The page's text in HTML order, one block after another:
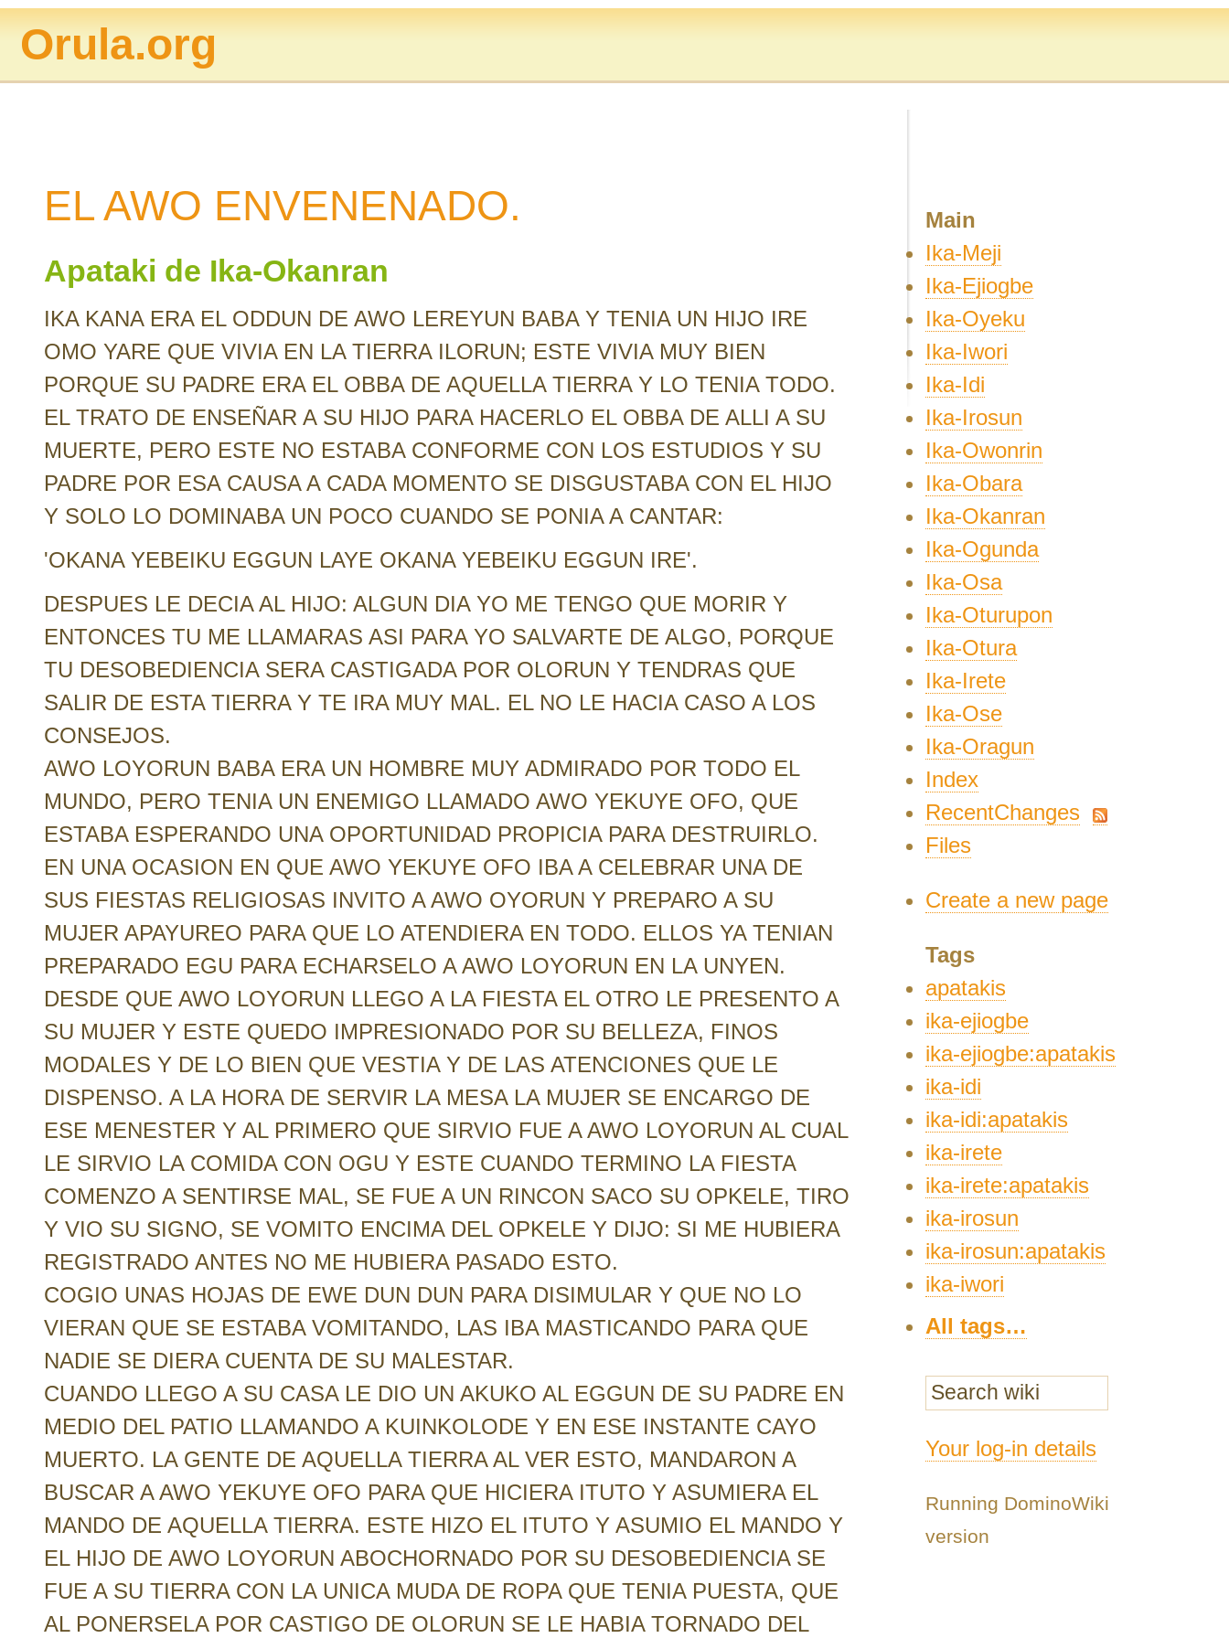
Orula.org
EL AWO ENVENENADO.
Apataki de Ika-Okanran
IKA KANA ERA EL ODDUN DE AWO LEREYUN BABA Y TENIA UN HIJO IRE
OMO YARE QUE VIVIA EN LA TIERRA ILORUN; ESTE VIVIA MUY BIEN
PORQUE SU PADRE ERA EL OBBA DE AQUELLA TIERRA Y LO TENIA TODO.
EL TRATO DE ENSEÑAR A SU HIJO PARA HACERLO EL OBBA DE ALLI A SU
MUERTE, PERO ESTE NO ESTABA CONFORME CON LOS ESTUDIOS Y SU
PADRE POR ESA CAUSA A CADA MOMENTO SE DISGUSTABA CON EL HIJO
Y SOLO LO DOMINABA UN POCO CUANDO SE PONIA A CANTAR:
'OKANA YEBEIKU EGGUN LAYE OKANA YEBEIKU EGGUN IRE'.
DESPUES LE DECIA AL HIJO: ALGUN DIA YO ME TENGO QUE MORIR Y
ENTONCES TU ME LLAMARAS ASI PARA YO SALVARTE DE ALGO, PORQUE
TU DESOBEDIENCIA SERA CASTIGADA POR OLORUN Y TENDRAS QUE
SALIR DE ESTA TIERRA Y TE IRA MUY MAL. EL NO LE HACIA CASO A LOS
CONSEJOS.
AWO LOYORUN BABA ERA UN HOMBRE MUY ADMIRADO POR TODO EL
MUNDO, PERO TENIA UN ENEMIGO LLAMADO AWO YEKUYE OFO, QUE
ESTABA ESPERANDO UNA OPORTUNIDAD PROPICIA PARA DESTRUIRLO.
EN UNA OCASION EN QUE AWO YEKUYE OFO IBA A CELEBRAR UNA DE
SUS FIESTAS RELIGIOSAS INVITO A AWO OYORUN Y PREPARO A SU
MUJER APAYUREO PARA QUE LO ATENDIERA EN TODO. ELLOS YA TENIAN
PREPARADO EGU PARA ECHARSELO A AWO LOYORUN EN LA UNYEN.
DESDE QUE AWO LOYORUN LLEGO A LA FIESTA EL OTRO LE PRESENTO A
SU MUJER Y ESTE QUEDO IMPRESIONADO POR SU BELLEZA, FINOS
MODALES Y DE LO BIEN QUE VESTIA Y DE LAS ATENCIONES QUE LE
DISPENSO. A LA HORA DE SERVIR LA MESA LA MUJER SE ENCARGO DE
ESE MENESTER Y AL PRIMERO QUE SIRVIO FUE A AWO LOYORUN AL CUAL
LE SIRVIO LA COMIDA CON OGU Y ESTE CUANDO TERMINO LA FIESTA
COMENZO A SENTIRSE MAL, SE FUE A UN RINCON SACO SU OPKELE, TIRO
Y VIO SU SIGNO, SE VOMITO ENCIMA DEL OPKELE Y DIJO: SI ME HUBIERA
REGISTRADO ANTES NO ME HUBIERA PASADO ESTO.
COGIO UNAS HOJAS DE EWE DUN DUN PARA DISIMULAR Y QUE NO LO
VIERAN QUE SE ESTABA VOMITANDO, LAS IBA MASTICANDO PARA QUE
NADIE SE DIERA CUENTA DE SU MALESTAR.
CUANDO LLEGO A SU CASA LE DIO UN AKUKO AL EGGUN DE SU PADRE EN
MEDIO DEL PATIO LLAMANDO A KUINKOLODE Y EN ESE INSTANTE CAYO
MUERTO. LA GENTE DE AQUELLA TIERRA AL VER ESTO, MANDARON A
BUSCAR A AWO YEKUYE OFO PARA QUE HICIERA ITUTO Y ASUMIERA EL
MANDO DE AQUELLA TIERRA. ESTE HIZO EL ITUTO Y ASUMIO EL MANDO Y
EL HIJO DE AWO LOYORUN ABOCHORNADO POR SU DESOBEDIENCIA SE
FUE A SU TIERRA CON LA UNICA MUDA DE ROPA QUE TENIA PUESTA, QUE
AL PONERSELA POR CASTIGO DE OLORUN SE LE HABIA TORNADO DEL
Main
Ika-Meji
Ika-Ejiogbe
Ika-Oyeku
Ika-Iwori
Ika-Idi
Ika-Irosun
Ika-Owonrin
Ika-Obara
Ika-Okanran
Ika-Ogunda
Ika-Osa
Ika-Oturupon
Ika-Otura
Ika-Irete
Ika-Ose
Ika-Oragun
Index
RecentChanges
Files
Create a new page
Tags
apatakis
ika-ejiogbe
ika-ejiogbe:apatakis
ika-idi
ika-idi:apatakis
ika-irete
ika-irete:apatakis
ika-irosun
ika-irosun:apatakis
ika-iwori
All tags…
Your log-in details
Running DominoWiki
version